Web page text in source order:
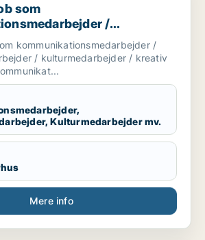
som
/
/
/ kreativ medarbejder /
kommunikationsmedarbejder /
/ kulturmedarbejder / kreativ
Kulturmedarbejder mv.
Mere info